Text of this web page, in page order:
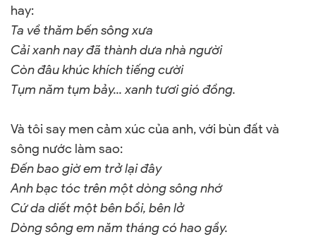
hay:
Ta về thăm bến sông xưa
Cải xanh nay đã thành dưa nhà người
Còn đâu khúc khích tiếng cười
Tụm năm tụm bảy... xanh tươi gió đồng.
Và tôi say men cảm xúc của anh, với bùn đất và
sông nước làm sao:
Đến bao giờ em trở lại đây
Anh bạc tóc trên một dòng sông nhớ
Cứ da diết một bên bồi, bên lở
Dòng sông em năm tháng có hao gầy.